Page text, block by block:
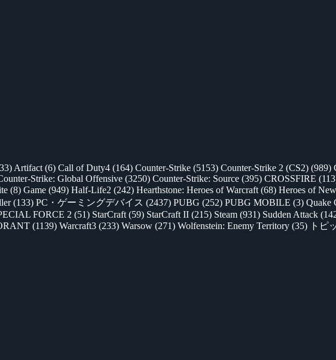
Artifact (6) Call of Duty4 (164) Counter-Strike (5153) Counter-Strike 2 (CS2) (989)
Strike: Global Offensive (3250) Counter-Strike: Source (395) CROSSFIRE
(8) Game (949) Half-Life2 (242) Hearthstone: Heroes of Warcraft (68) Heroes of
(133) PC・ゲーミングデバイス (2437) PUBG (252) PUBG MOBILE (3) Quake
FORCE 2 (51) StarCraft (59) StarCraft II (215) Steam (931) Sudden Attack
(1139) Warcraft3 (233) Warsow (271) Wolfenstein: Enemy Territory (35) トピ